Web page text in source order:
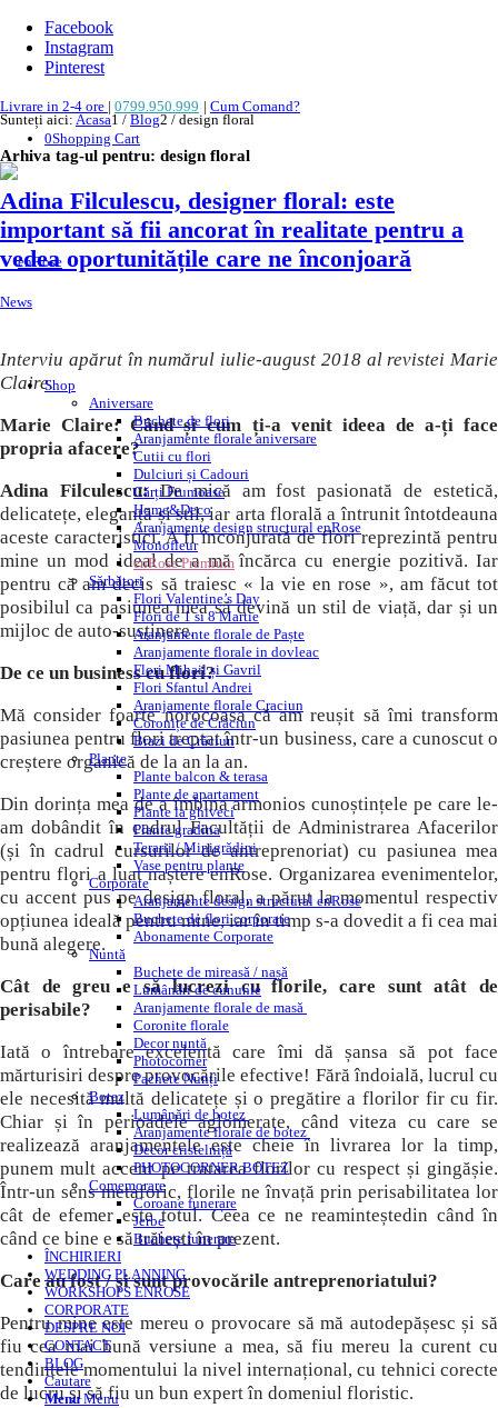
Facebook
Instagram
Pinterest
Livrare in 2-4 ore | 0799.950.999 | Cum Comand?
0Shopping Cart
Shop
Aniversare
Buchete de flori
Aranjamente florale aniversare
Cutii cu flori
Dulciuri și Cadouri
Cărți Frumoase
Home&Deco
Aranjamente design structural enRose
Monofleur
enRose Premium
Sărbători
Flori Valentine’s Day
Flori de 1 si 8 Martie
Aranjamente florale de Paște
Aranjamente florale in dovleac
Flori Mihail și Gavril
Flori Sfantul Andrei
Aranjamente florale Craciun
Coronițe de Crăciun
Brazi de Crăciun
Plante
Plante balcon & terasa
Plante de apartament
Plante la ghiveci
Plante gradina
Terarii / Minigrădini
Vase pentru plante
Corporate
Aranjamente design structural enRose
Buchete de flori corporate
Abonamente Corporate
Nuntă
Buchete de mireasă / nașă
Lumânări de cununie
Aranjamente florale de masă
Coronite florale
Decor nuntă
Photocorner
Pachete Nunți
Botez
Lumânări de botez
Aranjamente florale de botez
Decor cristelniță
PHOTOCORNER BOTEZ
Comemorare
Coroane funerare
Jerbe
Buchete funerare
ÎNCHIRIERI
WEDDING PLANNING
WORKSHOPS ENROSE
CORPORATE
DESPRE NOI
CONTACT
BLOG
Cautare
Menu Menu
Sunteți aici: Acasa1 / Blog2 / design floral
Arhiva tag-ul pentru: design floral
Adina Filculescu, designer floral: este
important să fii ancorat în realitate pentru a
vedea oportunitățile care ne înconjoară
News
Interviu apărut în numărul iulie-august 2018 al revistei Marie
Claire.
Marie Claire: Când și cum ți-a venit ideea de a-ți face
propria afacere?
Adina Filculescu:De mică am fost pasionată de estetică,
delicatețe, eleganță și stil, iar arta florală a întrunit întotdeauna
aceste caracteristici. A fi înconjurată de flori reprezintă pentru
mine un mod ideal de a mă încărca cu energie pozitivă. Iar
pentru că am decis să traiesc « la vie en rose », am făcut tot
posibilul ca pasiunea mea să devină un stil de viață, dar și un
mijloc de auto-susținere.
De ce un business cu flori?
Mă consider foarte norocoasa că am reușit să îmi transform
pasiunea pentru flori treptat într-un business, care a cunoscut o
creștere organică de la an la an.
Din dorința mea de a îmbina armonios cunoștințele pe care le-
am dobândit în cadrul Facultății de Administrarea Afacerilor
(și în cadrul cursurilor de antreprenoriat) cu pasiunea mea
pentru flori a luat naștere enRose. Organizarea evenimentelor,
cu accent pus pe design floral, a părut la momentul respectiv
opțiunea ideală pentru mine, iar în timp s-a dovedit a fi cea mai
bună alegere.
Cât de greu e să lucrezi cu florile, care sunt atât de
perisabile?
Iată o întrebare excelentă care îmi dă șansa să pot face
mărturisiri despre provocările efective! Fără îndoială, lucrul cu
ele necesită multă delicatețe și o pregătire a florilor fir cu fir.
Chiar și în perioadele aglomerate, când viteza cu care se
realizează aranjamentele este cheie în livrarea lor la timp,
punem mult accent pe tratarea florilor cu respect și gingășie.
Într-un sens metaforic, florile ne învață prin perisabilitatea lor
cât de efemer este totul. Ceea ce ne reaminteștedin când în
când ce bine e să trăiești în prezent.
Care au fost / și sunt provocările antreprenoriatului?
Pentru mine este mereu o provocare să mă autodepășesc și să
fiu cea mai bună versiune a mea, să fiu mereu la curent cu
tendințele momentului la nivel internațional, cu tehnici corecte
de lucru și să fiu un bun expert în domeniul floristic.